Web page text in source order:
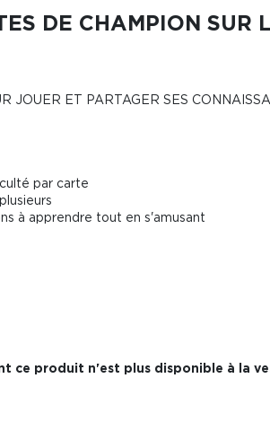
DE CHAMPION SUR
JOUER ET PARTAGER SES
par carte
à apprendre tout en s'amusant
ce produit n'est plus disponible à la